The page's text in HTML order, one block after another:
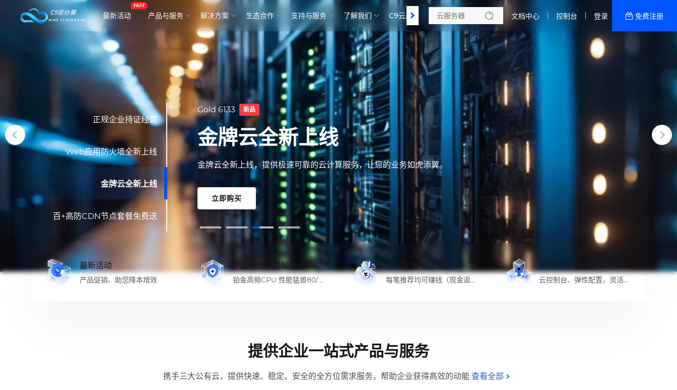
最新活动
HOT
产品与服务 解决方案 生态合作 支持与服务 了解我们
C9云盾 | SCDN
热销推荐
华中电信ECS | 性能二区
华中电信ECS | 性能五区
文档中心 控制台 登录 免费注册
正规企业持证经营
Web应用防火墙全新上线
金牌云全新上线
百+高防CDN节点套餐免费送
百+高防CDN节点套餐免费送
百+高防CDN节点套餐免费使用，助力网站极速访问，抵御各类DDoS攻击，为业务安全护航！
立即领取
最新活动
产品促销、助您降本增效
产品特惠、轻松上云
铂金高频CPU 性能猛兽80/月
推广赚佣 轻松赚钱
每笔推荐均可赚钱（现金返
弹性计算 管理简单
云控制台、弹性配置，灵活管
提供企业一站式产品与服务
携手三大公有云，提供快速、稳定、安全的全方位需求服务，帮助企业获得高效的动能 查看全部